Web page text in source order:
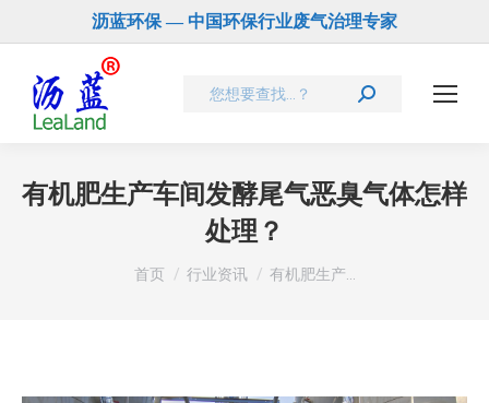
沥蓝环保 — 中国环保行业废气治理专家
Search:
有机肥生产车间发酵尾气恶臭气体怎样
处理？
您在这里：
首页 行业资讯 有机肥生产…